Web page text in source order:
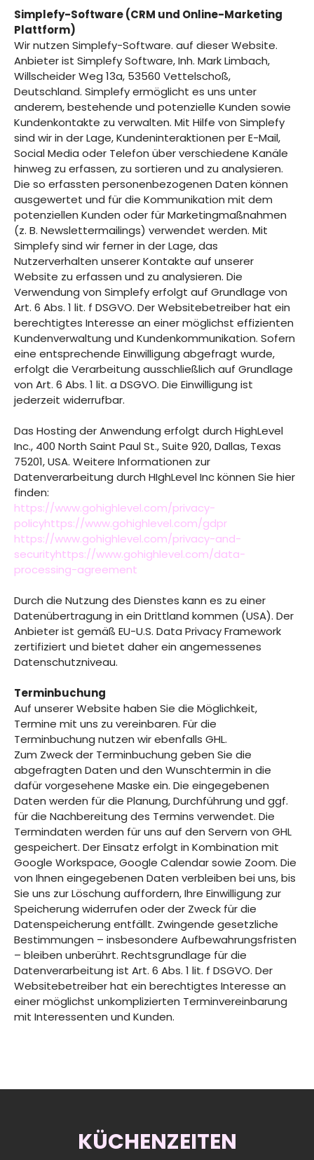
Simplefy-Software (CRM und Online-Marketing
Plattform)
Wir nutzen Simplefy-Software. auf dieser Website.
Anbieter ist Simplefy Software, Inh. Mark Limbach,
Willscheider Weg 13a, 53560 Vettelschoß,
Deutschland. Simplefy ermöglicht es uns unter
anderem, bestehende und potenzielle Kunden sowie
Kundenkontakte zu verwalten. Mit Hilfe von Simplefy
sind wir in der Lage, Kundeninteraktionen per E-Mail,
Social Media oder Telefon über verschiedene Kanäle
hinweg zu erfassen, zu sortieren und zu analysieren.
Die so erfassten personenbezogenen Daten können
ausgewertet und für die Kommunikation mit dem
potenziellen Kunden oder für Marketingmaßnahmen
(z. B. Newslettermailings) verwendet werden. Mit
Simplefy sind wir ferner in der Lage, das
Nutzerverhalten unserer Kontakte auf unserer
Website zu erfassen und zu analysieren. Die
Verwendung von Simplefy erfolgt auf Grundlage von
Art. 6 Abs. 1 lit. f DSGVO. Der Websitebetreiber hat ein
berechtigtes Interesse an einer möglichst effizienten
Kundenverwaltung und Kundenkommunikation. Sofern
eine entsprechende Einwilligung abgefragt wurde,
erfolgt die Verarbeitung ausschließlich auf Grundlage
von Art. 6 Abs. 1 lit. a DSGVO. Die Einwilligung ist
jederzeit widerrufbar.
Das Hosting der Anwendung erfolgt durch HighLevel
Inc., 400 North Saint Paul St., Suite 920, Dallas, Texas
75201, USA. Weitere Informationen zur
Datenverarbeitung durch HIghLevel Inc können Sie hier
finden:
https://www.gohighlevel.com/privacy-
policyhttps://www.gohighlevel.com/gdpr
https://www.gohighlevel.com/privacy-and-
securityhttps://www.gohighlevel.com/data-
processing-agreement
Durch die Nutzung des Dienstes kann es zu einer
Datenübertragung in ein Drittland kommen (USA). Der
Anbieter ist gemäß EU-U.S. Data Privacy Framework
zertifiziert und bietet daher ein angemessenes
Datenschutzniveau.
Terminbuchung
Auf unserer Website haben Sie die Möglichkeit,
Termine mit uns zu vereinbaren. Für die
Terminbuchung nutzen wir ebenfalls GHL.
Zum Zweck der Terminbuchung geben Sie die
abgefragten Daten und den Wunschtermin in die
dafür vorgesehene Maske ein. Die eingegebenen
Daten werden für die Planung, Durchführung und ggf.
für die Nachbereitung des Termins verwendet. Die
Termindaten werden für uns auf den Servern von GHL
gespeichert. Der Einsatz erfolgt in Kombination mit
Google Workspace, Google Calendar sowie Zoom. Die
von Ihnen eingegebenen Daten verbleiben bei uns, bis
Sie uns zur Löschung auffordern, Ihre Einwilligung zur
Speicherung widerrufen oder der Zweck für die
Datenspeicherung entfällt. Zwingende gesetzliche
Bestimmungen – insbesondere Aufbewahrungsfristen
– bleiben unberührt. Rechtsgrundlage für die
Datenverarbeitung ist Art. 6 Abs. 1 lit. f DSGVO. Der
Websitebetreiber hat ein berechtigtes Interesse an
einer möglichst unkomplizierten Terminvereinbarung
mit Interessenten und Kunden.
KÜCHENZEITEN